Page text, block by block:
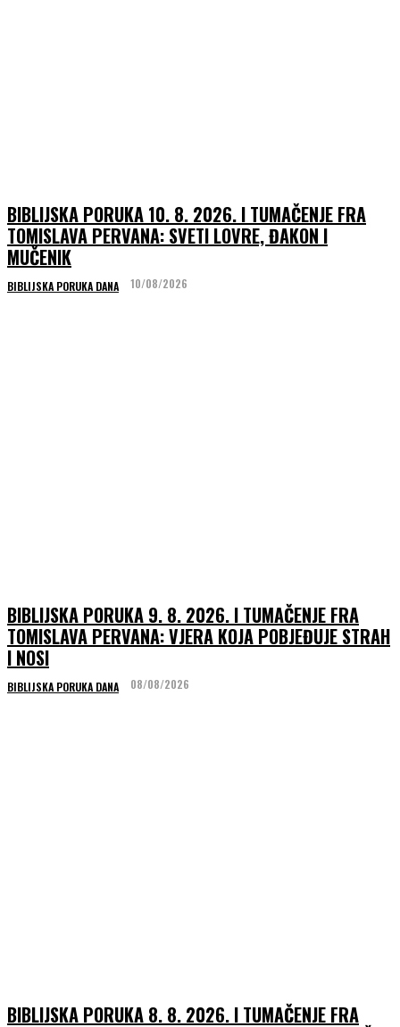
BIBLIJSKA PORUKA 10. 8. 2026. I TUMAČENJE FRA
TOMISLAVA PERVANA: SVETI LOVRE, ĐAKON I
MUČENIK
BIBLIJSKA PORUKA DANA 10/08/2026
BIBLIJSKA PORUKA 9. 8. 2026. I TUMAČENJE FRA
TOMISLAVA PERVANA: VJERA KOJA POBJEĐUJE STRAH
I NOSI
BIBLIJSKA PORUKA DANA 08/08/2026
BIBLIJSKA PORUKA 8. 8. 2026. I TUMAČENJE FRA